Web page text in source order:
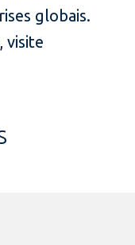
globais.
visite